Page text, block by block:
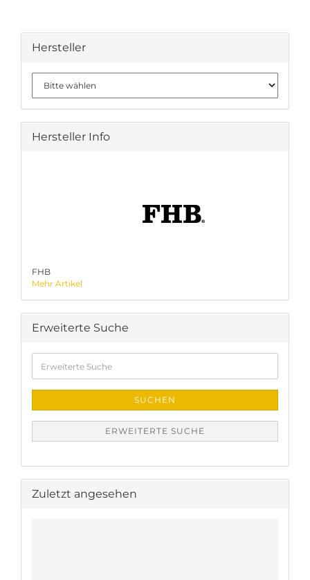
Hersteller
Hersteller Info
FHB
Mehr Artikel
Erweiterte Suche
Suche
SUCHEN
ERWEITERTE SUCHE
Zuletzt angesehen